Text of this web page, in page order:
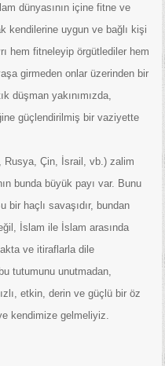
dünyasının içine fitne ve
kendilerine uygun ve bağlı kişi
hem fitneleyip örgütlediler hem
girmeden onlar üzerinden bir
düşman yakınımızda,
güçlendirilmiş bir vaziyette
Rusya, Çin, İsrail, vb.) zalim
bunda büyük payı var. Bunu
bir haçlı savaşıdır, bundan
İslam ile İslam arasında
ve itiraflarla dile
tutumunu unutmadan,
etkin, derin ve güçlü bir öz
kendimize gelmeliyiz.